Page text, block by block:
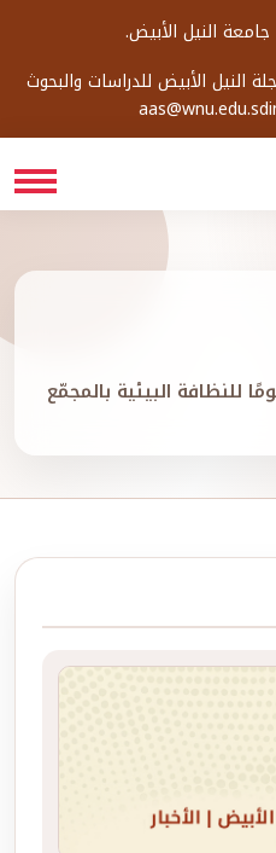
النيل الأبيض.
النيل الأبيض للدراسات والبحوث
aas@wnu.edu.sd
للنظافة البيئية بالمجمّع